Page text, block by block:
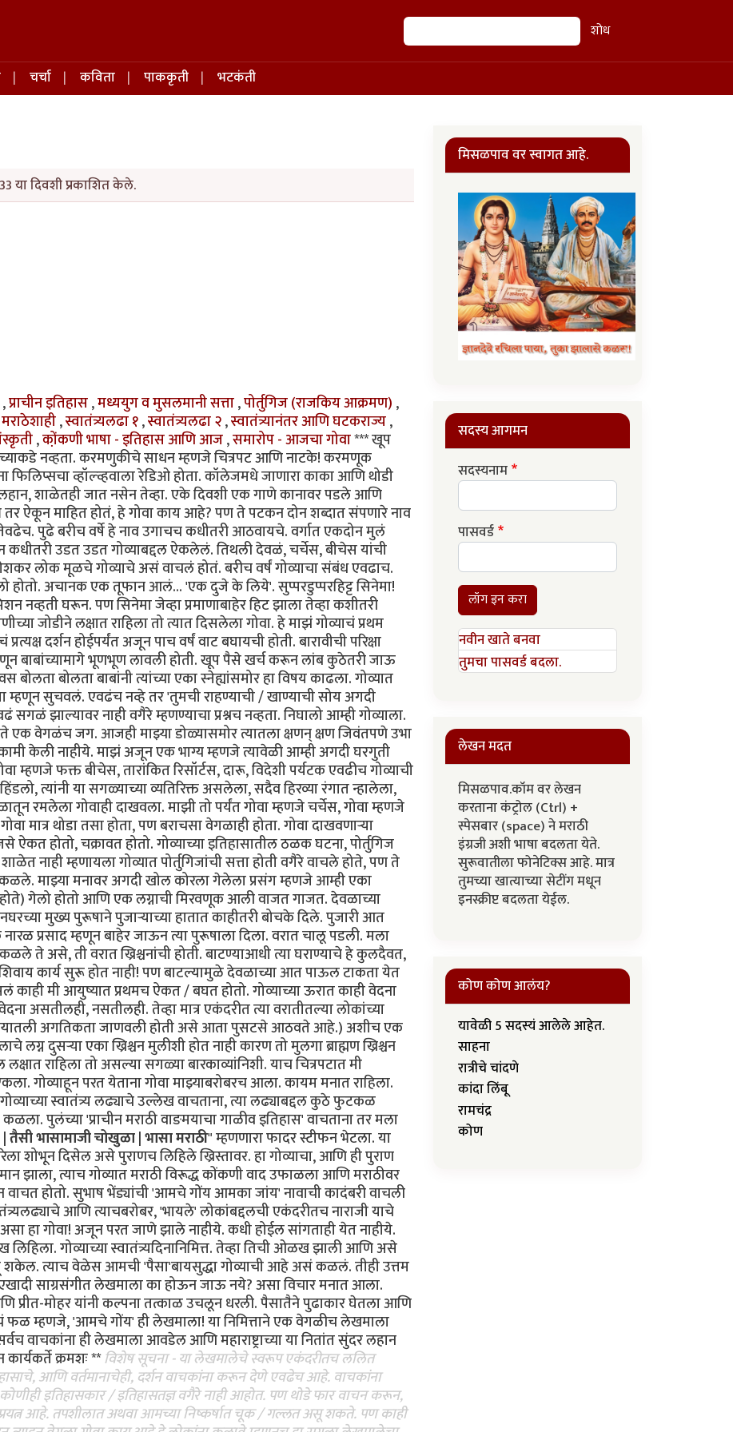
शोध शोध
चर्चा कविता पाककृती
भटकंती
या दिवशी प्रकाशित केले.
,प्राचीन इतिहास,मध्ययुग व मुसलमानी सत्ता,पोर्तुगिज (राजकिय आक्रमण),
,स्वातंत्र्यलढा १,स्वातंत्र्यलढा २,स्वातंत्र्यानंतर आणि घटकराज्य,
,को़ंकणी भाषा - इतिहास आणि आज,समारोप - आजचा गोवा*** खूप
नव्हता. करमणुकीचे साधन म्हणजे चित्रपट आणि नाटके! करमणूक
व्हॉल्व्हवाला रेडिओ होता. कॉलेजमधे जाणारा काका आणि थोडी
शाळेतही जात नसेन तेव्हा. एके दिवशी एक गाणे कानावर पडले आणि
तर ऐकून माहित होतं, हे गोवा काय आहे? पण ते पटकन दोन शब्दात संपणारे नाव
पुढे बरीच वर्षे हे नाव उगाचच कधीतरी आठवायचे. वर्गात एकदोन मुलं
कधीतरी उडत उडत गोव्याबद्दल ऐकलेलं. तिथली देवळं, चर्चेस, बीचेस यांची
लोक मूळचे गोव्याचे असं वाचलं होतं. बरीच वर्षं गोव्याचा संबंध एवढाच.
होतो. अचानक एक तूफान आलं... 'एक दुजे के लिये'. सुप्परडुप्परहिट्ट सिनेमा!
नव्हती घरून. पण सिनेमा जेव्हा प्रमाणाबाहेर हिट झाला तेव्हा कशीतरी
जोडीने लक्षात राहिला तो त्यात दिसलेला गोवा. हे माझं गोव्याचं प्रथम
दर्शन होईपर्यंत अजून पाच वर्षं वाट बघायची होती. बारावीची परिक्षा
बाबांच्यामागे भूणभूण लावली होती. खूप पैसे खर्च करून लांब कुठेतरी जाऊ
बोलता बोलता बाबांनी त्यांच्या एका स्नेह्यांसमोर हा विषय काढला. गोव्यात
म्हणून सुचवलं. एवढंच नव्हे तर 'तुमची राहण्याची / खाण्याची सोय अगदी
झाल्यावर नाही वगैरे म्हणण्याचा प्रश्नच नव्हता. निघालो आम्ही गोव्याला.
एक वेगळंच जग. आजही माझ्या डोळ्यासमोर त्यातला क्षणन् क्षण जिवंतपणे उभा
केली नाहीये. माझं अजून एक भाग्य म्हणजे त्यावेळी आम्ही अगदी घरगुती
म्हणजे फक्त बीचेस, तारांकित रिसॉर्टस, दारू, विदेशी पर्यटक एवढीच गोव्याची
त्यांनी या सगळ्याच्या व्यतिरिक्त असलेला, सदैव हिरव्या रंगात न्हालेला,
रमलेला गोवाही दाखवला. माझी तो पर्यंत गोवा म्हणजे चर्चेस, गोवा म्हणजे
मात्र थोडा तसा होता, पण बराचसा वेगळाही होता. गोवा दाखवणार्‍या
ऐकत होतो, चक्रावत होतो. गोव्याच्या इतिहासातील ठळक घटना, पोर्तुगिज
नाही म्हणायला गोव्यात पोर्तुगिजांची सत्ता होती वगैरे वाचले होते, पण ते
माझ्या मनावर अगदी खोल कोरला गेलेला प्रसंग म्हणजे आम्ही एका
गेलो होतो आणि एक लग्नाची मिरवणूक आली वाजत गाजत. देवळाच्या
मुख्य पुरूषाने पुजार्‍याच्या हातात काहीतरी बोचके दिले. पुजारी आत
प्रसाद म्हणून बाहेर जाऊन त्या पुरूषाला दिला. वरात चालू पडली. मला
असे, ती वरात ख्रिश्चनांची होती. बाटण्याआधी त्या घराण्याचे हे कुलदैवत,
कार्य सुरू होत नाही! पण बाटल्यामुळे देवळाच्या आत पाऊल टाकता येत
मी आयुष्यात प्रथमच ऐकत / बघत होतो. गोव्याच्या ऊरात काही वेदना
असतीलही, नसतीलही. तेव्हा मात्र एकंदरीत त्या वरातीतल्या लोकांच्या
अगतिकता जाणवली होती असे आता पुसटसे आठवते आहे.) अशीच एक
लग्न दुसर्‍या एका ख्रिश्चन मुलीशी होत नाही कारण तो मुलगा ब्राह्मण ख्रिश्चन
राहिला तो असल्या सगळ्या बारकाव्यांनिशी. याच चित्रपटात मी
गोव्याहून परत येताना गोवा माझ्याबरोबरच आला. कायम मनात राहिला.
स्वातंत्र्य लढ्याचे उल्लेख वाचताना, त्या लढ्याबद्दल कुठे फुटकळ
पुलंच्या 'प्राचीन मराठी वाङमयाचा गाळीव इतिहास' वाचताना तर मला
| तैसी भासामाजी चोखुळा | भासा मराठी" म्हणणारा फादर स्टीफन भेटला. या
शोभून दिसेल असे पुराणच लिहिले ख्रिस्तावर. हा गोव्याचा, आणि ही पुराण
झाला, त्याच गोव्यात मराठी विरूद्ध कोंकणी वाद उफाळला आणि मराठीवर
वाचत होतो. सुभाष भेंड्यांची 'आमचे गोंय आमका जांय' नावाची कादंबरी वाचली
आणि त्याचबरोबर, 'भायले' लोकांबद्दलची एकंदरीतच नाराजी याचे
हा गोवा! अजून परत जाणे झाले नाहीये. कधी होईल सांगताही येत नाहीये.
लिहिला. गोव्याच्या स्वातंत्र्यदिनानिमित्त. तेव्हा तिची ओळख झाली आणि असे
शकेल. त्याच वेळेस आमची 'पैसा'बायसुद्धा गोव्याची आहे असं कळलं. तीही उत्तम
साग्रसंगीत लेखमाला का होऊन जाऊ नये? असा विचार मनात आला.
प्रीत-मोहर यांनी कल्पना तत्काळ उचलून धरली. पैसातैने पुढाकार घेतला आणि
फळ म्हणजे, 'आमचे गोंय' ही लेखमाला! या निमित्ताने एक वेगळीच लेखमाला
वाचकांना ही लेखमाला आवडेल आणि महाराष्ट्राच्या या नितांत सुंदर लहान
क्रमशः **विशेष सूचना - या लेखमालेचे स्वरूप एकंदरीतच ललित
आणि वर्तमानाचेही, दर्शन वाचकांना करून देणे एवढेच आहे. वाचकांना
इतिहासकार / इतिहासतज्ञ वगैरे नाही आहोत. पण थोडे फार वाचन करून,
आहे. तपशीलात अथवा आमच्या निष्कर्षात चूक / गल्लत असू शकते. पण काही
मिसळपाव वर स्वागत आहे.
सदस्य आगमन
सदस्यनाम
पासवर्ड
लॉग इन करा
नवीन खाते बनवा
तुमचा पासवर्ड बदला.
लेखन मदत
मिसळपाव.कॉम वर लेखन
करताना कंट्रोल (Ctrl) +
स्पेसबार (space) ने मराठी
इंग्रजी अशी भाषा बदलता येते.
सुरूवातीला फोनेटिक्स आहे. मात्र
तुमच्या खात्याच्या सेटींग मधून
इनस्क्रीप्ट बदलता येईल.
कोण कोण आलंय?
यावेळी 5 सदस्यं आलेले आहेत.
साहना
रात्रीचे चांदणे
कांदा लिंबू
रामचंद्र
कोण